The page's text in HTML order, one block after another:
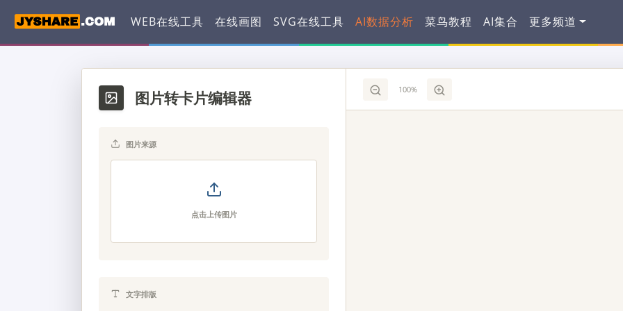
WEB在线工具 在线画图 SVG在线工具 AI数据分析 菜鸟教程 AI集合 更多频道
图片转卡片编辑器
图片来源
点击上传图片
文字排版
100%